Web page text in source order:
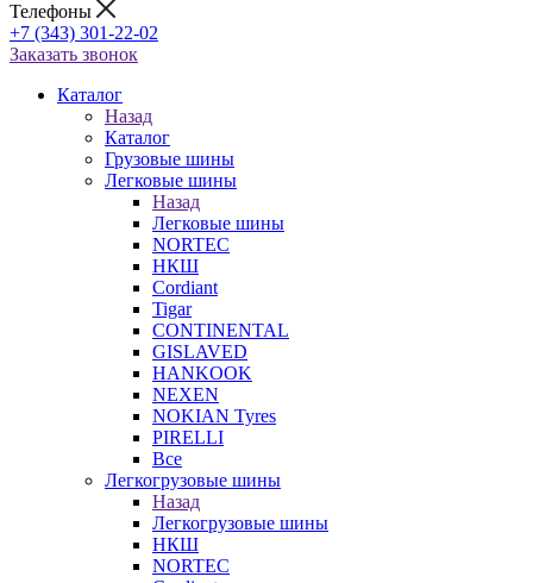
Телефоны
+7 (343) 301-22-02
Заказать звонок
Каталог
Назад
Каталог
Грузовые шины
Легковые шины
Назад
Легковые шины
NORTEС
НКШ
Cordiant
Tigar
CONTINENTAL
GISLAVED
HANKOOK
NEXEN
NOKIAN Tyres
PIRELLI
Все
Легкогрузовые шины
Назад
Легкогрузовые шины
НКШ
NORTEС